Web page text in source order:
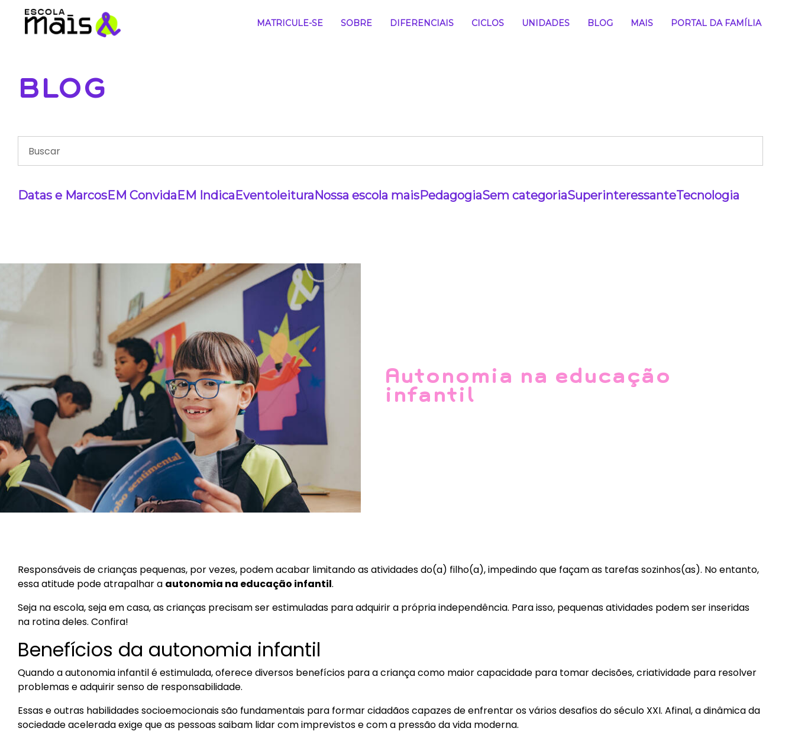
MATRICULE-SE SOBRE DIFERENCIAIS CICLOS UNIDADES BLOG MAIS PORTAL DA FAMÍLIA
BLOG
Datas e MarcosEM ConvidaEM IndicaEventoleituraNossa escola maisPedagogiaSem categoriaSuperinteressanteTecnologia
Autonomia na educação
infantil
Responsáveis de crianças pequenas, por vezes, podem acabar limitando as atividades do(a) filho(a), impedindo que façam as tarefas sozinhos(as). No entanto,
essa atitude pode atrapalhar a autonomia na educação infantil.
Seja na escola, seja em casa, as crianças precisam ser estimuladas para adquirir a própria independência. Para isso, pequenas atividades podem ser inseridas
na rotina deles. Confira!
Benefícios da autonomia infantil
Quando a autonomia infantil é estimulada, oferece diversos benefícios para a criança como maior capacidade para tomar decisões, criatividade para resolver
problemas e adquirir senso de responsabilidade.
Essas e outras habilidades socioemocionais são fundamentais para formar cidadãos capazes de enfrentar os vários desafios do século XXI. Afinal, a dinâmica da
sociedade acelerada exige que as pessoas saibam lidar com imprevistos e com a pressão da vida moderna.